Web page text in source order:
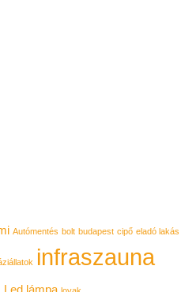
Autómentés bolt budapest cipő eladó lakás
infraszauna